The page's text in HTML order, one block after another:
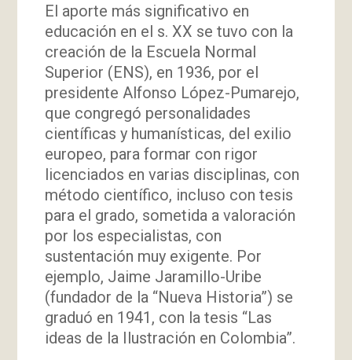
El aporte más significativo en
educación en el s. XX se tuvo con la
creación de la Escuela Normal
Superior (ENS), en 1936, por el
presidente Alfonso López-Pumarejo,
que congregó personalidades
científicas y humanísticas, del exilio
europeo, para formar con rigor
licenciados en varias disciplinas, con
método científico, incluso con tesis
para el grado, sometida a valoración
por los especialistas, con
sustentación muy exigente. Por
ejemplo, Jaime Jaramillo-Uribe
(fundador de la “Nueva Historia”) se
graduó en 1941, con la tesis “Las
ideas de la Ilustración en Colombia”.